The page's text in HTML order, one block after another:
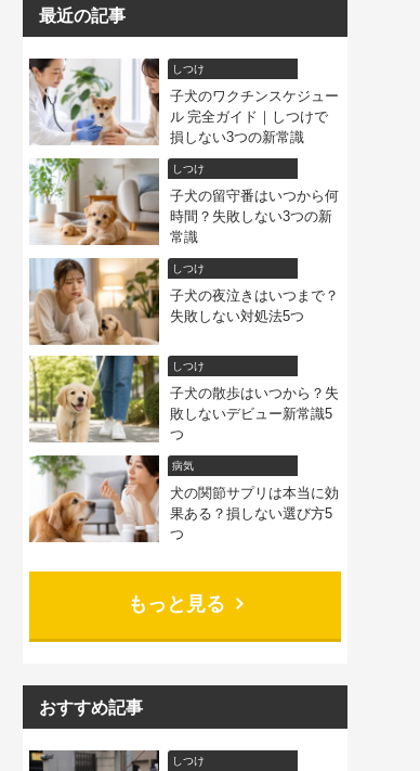
最近の記事
しつけ
子犬のワクチンスケジュー
ル 完全ガイド｜しつけで
損しない3つの新常識
しつけ
子犬の留守番はいつから何
時間？失敗しない3つの新
常識
しつけ
子犬の夜泣きはいつまで？
失敗しない対処法5つ
しつけ
子犬の散歩はいつから？失
敗しないデビュー新常識5
つ
病気
犬の関節サプリは本当に効
果ある？損しない選び方5
つ
もっと見る
おすすめ記事
しつけ